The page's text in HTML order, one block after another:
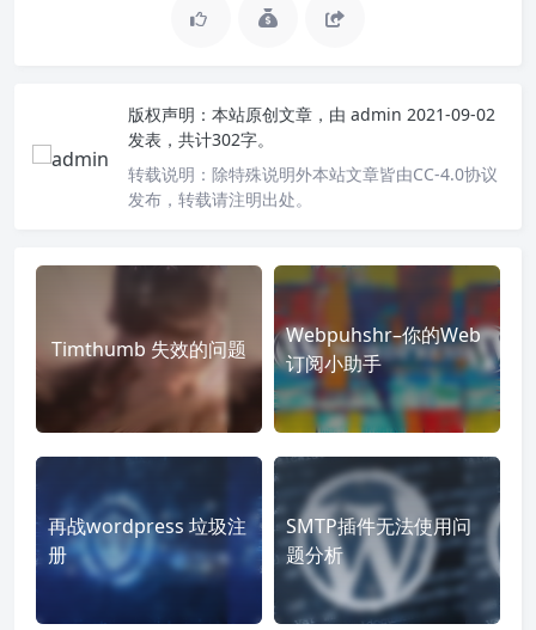
版权声明： 本站原创文章，由 admin 2021-09-02
发表，共计302字。
转载说明： 除特殊说明外本站文章皆由CC-4.0协议
发布，转载请注明出处。
Timthumb 失效的问题
Webpuhshr–你的Web
订阅小助手
再战wordpress 垃圾注
册
SMTP插件无法使用问
题分析